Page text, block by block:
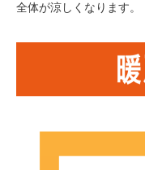
全体が涼しくなります。